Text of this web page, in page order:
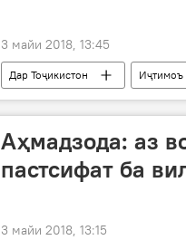
3 майи 2018, 13:45
Дар Тоҷикистон Иҷтимоъ
Бохтар
Аҳмадзода: аз
пастсифат ба
3 майи 2018, 13:15